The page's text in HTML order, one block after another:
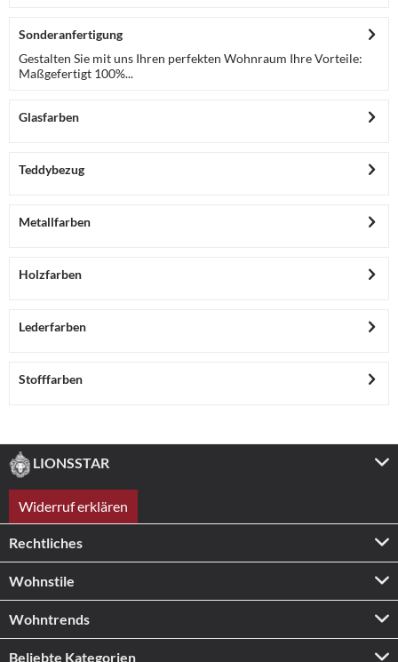
Sonderanfertigung
Gestalten Sie mit uns Ihren perfekten Wohnraum Ihre Vorteile:
Maßgefertigt 100%...
Glasfarben
Teddybezug
Metallfarben
Holzfarben
Lederfarben
Stofffarben
LIONSSTAR
Widerruf erklären
Rechtliches
Wohnstile
Wohntrends
Beliebte Kategorien